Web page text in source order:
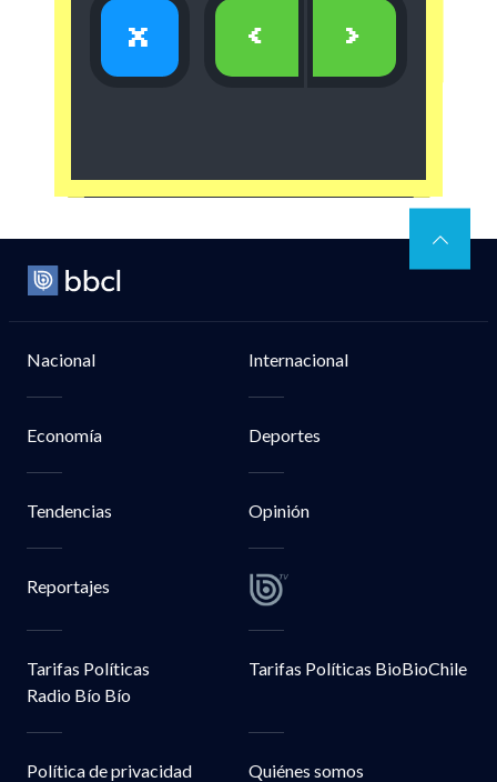
x < >
Nacional Internacional
Economía Deportes
Tendencias Opinión
Reportajes
Tarifas Políticas
Radio Bío Bío
Tarifas Políticas BioBioChile
Política de privacidad Quiénes somos